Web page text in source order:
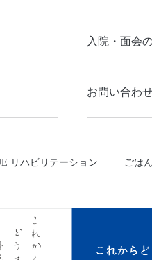
入院・面会
お問い合わ
リハビリテーション ごは